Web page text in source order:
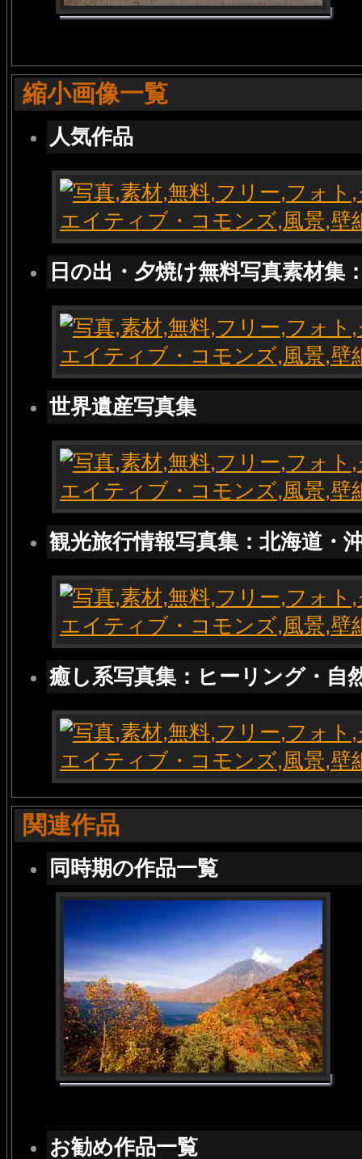
縮小画像一覧
人気作品
日の出・夕焼け無料写真素材集
世界遺産写真集
観光旅行情報写真集：北海道・
癒し系写真集：ヒーリング・自
関連作品
同時期の作品一覧
お勧め作品一覧